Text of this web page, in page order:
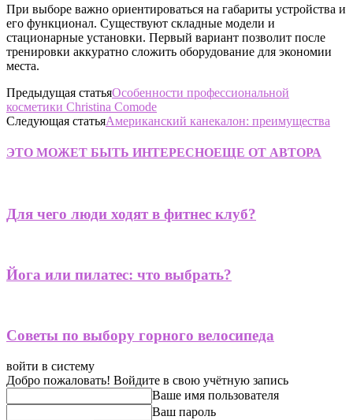
При выборе важно ориентироваться на габариты устройства и
его функционал. Существуют складные модели и
стационарные установки. Первый вариант позволит после
тренировки аккуратно сложить оборудование для экономии
места.
Предыдущая статьяОсобенности профессиональной
косметики Christina Comode
Следующая статьяАмериканский канекалон: преимущества
ЭТО МОЖЕТ БЫТЬ ИНТЕРЕСНОЕЩЕ ОТ АВТОРА
Для чего люди ходят в фитнес клуб?
Йога или пилатес: что выбрать?
Советы по выбору горного велосипеда
войти в систему
Добро пожаловать! Войдите в свою учётную запись
Ваше имя пользователя
Ваш пароль